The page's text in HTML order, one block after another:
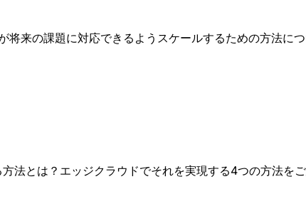
来の課題に対応できるようスケールするための方法につ
法とは？エッジクラウドでそれを実現する4つの方法をご